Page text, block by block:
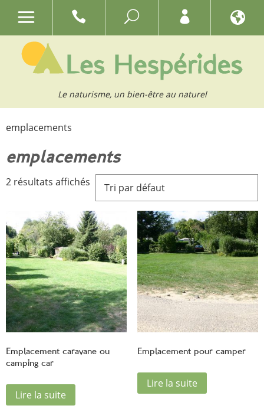
Le naturisme, un bien-être au naturel
emplacements
emplacements
2 résultats affichés
Emplacement caravane ou
camping car
Lire la suite
Emplacement pour camper
Lire la suite